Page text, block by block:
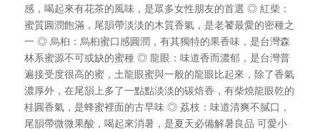
感，喝起來有花茶的風味，是眾多女性朋友的首選 ◎ 紅柴：
蜜質圓潤飽滿，尾韻帶淡淡的木質香氣，是老饕最愛的密種之
一 ◎ 烏桕：烏桕蜜口感圓潤，有其獨特的果香味，是台灣森
林系蜜源不可或缺的蜜種 ◎ 龍眼：味道香而濃郁，是台灣普
遍接受度很高的蜜，土龍眼蜜與一般的龍眼比起來，除了香氣
濃厚外，在尾韻上多了一點點淡淡的碳焙香，有柴燒龍眼乾的
桂圓香氣，是蜂蜜裡面的古早味 ◎ 荔枝：味道清爽不膩口，
尾韻帶微微果酸，喝起來消暑，是夏天必備解暑良品 可愛小